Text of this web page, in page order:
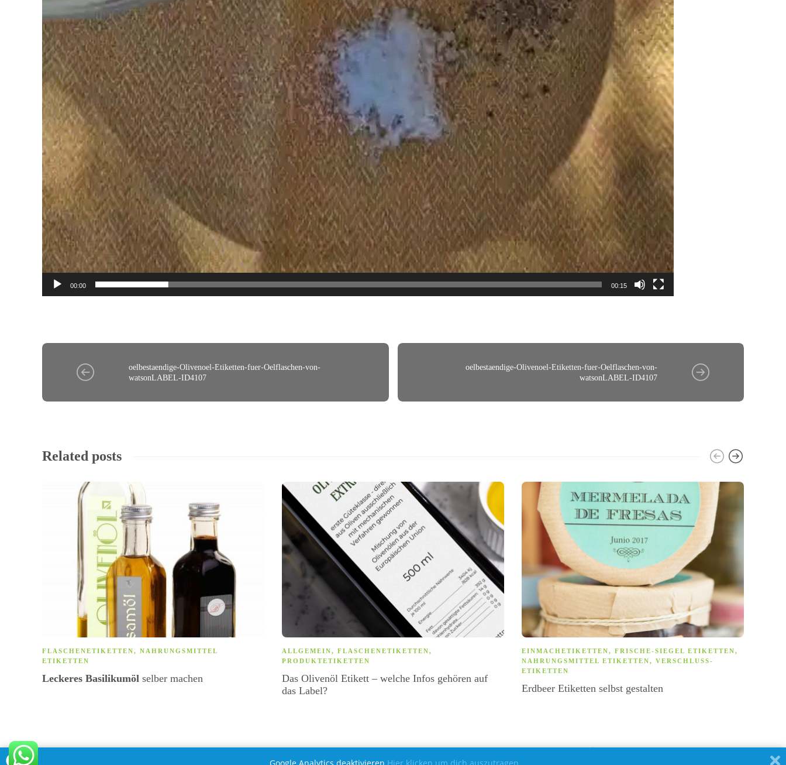
00:00 00:15
oelbestaendige-Olivenoel-Etiketten-fuer-Oelflaschen-von-
watsonLABEL-ID4107
oelbestaendige-Olivenoel-Etiketten-fuer-Oelflaschen-von-
watsonLABEL-ID4107
Related posts
FLASCHENETIKETTEN, NAHRUNGSMITTEL
ETIKETTEN
Leckeres Basilikumöl selber machen
ALLGEMEIN, FLASCHENETIKETTEN,
PRODUKTETIKETTEN
Das Olivenöl Etikett – welche Infos gehören auf
das Label?
EINMACHETIKETTEN, FRISCHE-SIEGEL ETIKETTEN,
NAHRUNGSMITTEL ETIKETTEN, VERSCHLUSS-
ETIKETTEN
Erdbeer Etiketten selbst gestalten